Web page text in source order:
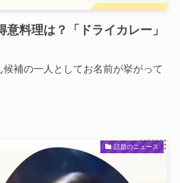
意料理は？「ドライカレー」
補の一人としてお名前が挙がって
話題のニュース